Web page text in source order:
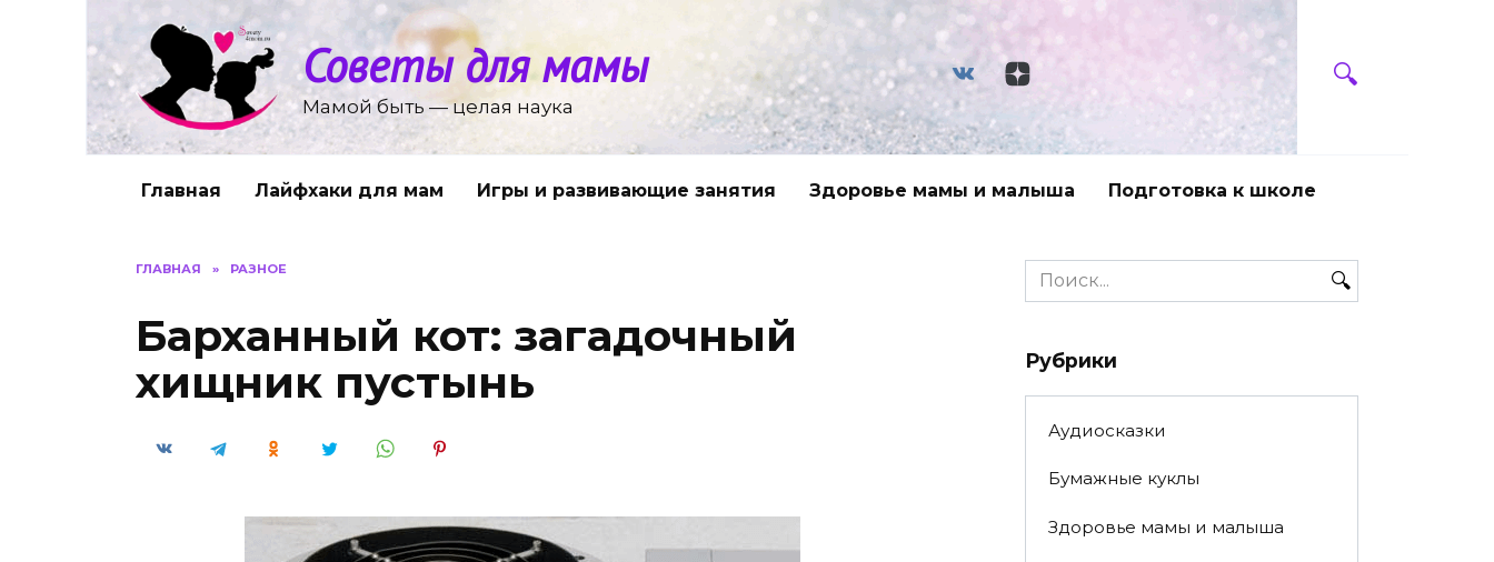
содержанию
Советы для мамы
Мамой быть — целая наука
Главная Лайфхаки для мам Игры и развивающие занятия Здоровье мамы и малыша Подготовка к школе
ГЛАВНАЯ » РАЗНОЕ
Барханный кот: загадочный
хищник пустынь
Search
for:
Рубрики
Аудиосказки
Бумажные куклы
Здоровье мамы и малыша